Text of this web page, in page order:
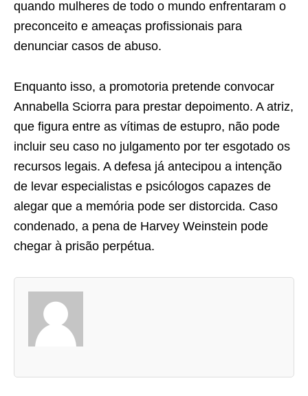
quando mulheres de todo o mundo enfrentaram o
preconceito e ameaças profissionais para
denunciar casos de abuso.
Enquanto isso, a promotoria pretende convocar
Annabella Sciorra para prestar depoimento. A atriz,
que figura entre as vítimas de estupro, não pode
incluir seu caso no julgamento por ter esgotado os
recursos legais. A defesa já antecipou a intenção
de levar especialistas e psicólogos capazes de
alegar que a memória pode ser distorcida. Caso
condenado, a pena de Harvey Weinstein pode
chegar à prisão perpétua.